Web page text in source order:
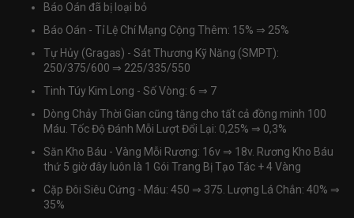
Báo Oán đã bị loại bỏ
Báo Oán - Tỉ Lệ Chí Mạng Cộng Thêm: 15% ⇒ 25%
Tự Hủy (Gragas) - Sát Thương Kỹ Năng (SMPT):
250/375/600 ⇒ 225/335/550
Tinh Túy Kim Long - Số Vòng: 6 ⇒ 7
Dòng Chảy Thời Gian cũng tăng cho tất cả đồng minh 100
Máu. Tốc Độ Đánh Mỗi Lượt Đổi Lại: 0,25% ⇒ 0,3%
Săn Kho Báu - Vàng Mỗi Rương: 16v ⇒ 18v. Rương Kho Báu
thứ 5 giờ đây luôn là 1 Gói Trang Bị Tạo Tác + 4 Vàng
Cặp Đôi Siêu Cứng - Máu: 450 ⇒ 375. Lượng Lá Chắn: 40% ⇒
35%